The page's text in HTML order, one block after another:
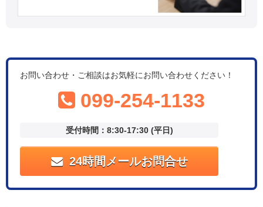
お問い合わせ・ご相談はお気軽にお問い合わせください！
099-254-1133
受付時間：8:30-17:30 (平日)
24時間メールお問合せ